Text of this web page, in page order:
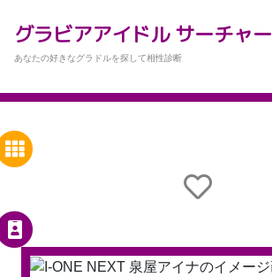
グラビアアイドル サーチャー
あなたの好きなグラドルを探して相性診断